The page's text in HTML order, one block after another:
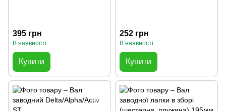
395 грн
В наявності
Купити
252 грн
В наявності
Купити